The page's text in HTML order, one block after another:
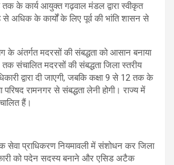
के कार्य आयुक्त गढ़वाल मंडल द्वारा स्वीकृत
अधिक के कार्यों के लिए पूर्व की भांति शासन से
के अंतर्गत मदरसों की संबद्धता को आसान बनाया
संचालित मदरसों की संबद्धता जिला स्तरीय
द्वारा दी जाएगी, जबकि कक्षा 9 से 12 तक के
परिषद रामनगर से संबद्धता लेनी होगी। राज्य में
हैं।
सेवा प्राधिकरण नियमावली में संशोधन कर जिला
को पदेन सदस्य बनाने और एसिड अटैक